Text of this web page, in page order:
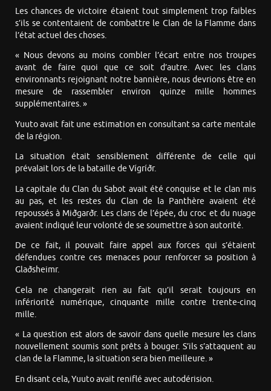
Les chances de victoire étaient tout simplement trop faibles
s’ils se contentaient de combattre le Clan de la Flamme dans
l’état actuel des choses.
« Nous devons au moins combler l’écart entre nos troupes
avant de faire quoi que ce soit d’autre. Avec les clans
environnants rejoignant notre bannière, nous devrions être en
mesure de rassembler environ quinze mille hommes
supplémentaires. »
Yuuto avait fait une estimation en consultant sa carte mentale
de la région.
La situation était sensiblement différente de celle qui
prévalait lors de la bataille de Vígríðr.
La capitale du Clan du Sabot avait été conquise et le clan mis
au pas, et les restes du Clan de la Panthère avaient été
repoussés à Miðgarðr. Les clans de l’épée, du croc et du nuage
avaient indiqué leur volonté de se soumettre à son autorité.
De ce fait, il pouvait faire appel aux forces qui s’étaient
défendues contre ces menaces pour renforcer sa position à
Glaðsheimr.
Cela ne changerait rien au fait qu’il serait toujours en
infériorité numérique, cinquante mille contre trente-cinq
mille.
« La question est alors de savoir dans quelle mesure les clans
nouvellement soumis sont prêts à bouger. S’ils s’attaquent au
clan de la Flamme, la situation sera bien meilleure. »
En disant cela, Yuuto avait reniflé avec autodérision.